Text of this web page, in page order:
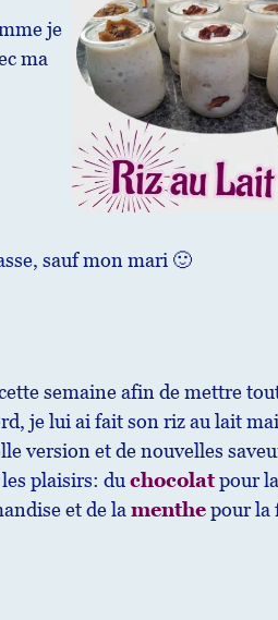
je
ma
sauf mon mari 🙂
semaine afin de mettre
je lui ai fait son riz au lait
version et de nouvelles
plaisirs: du chocolatpour la
et de la menthepour la